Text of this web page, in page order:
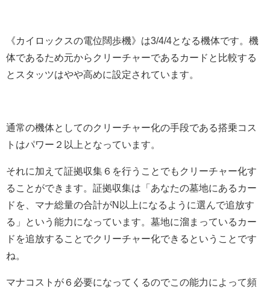
《カイロックスの電位闊歩機》は3/4/4となる機体です。機
体であるため元からクリーチャーであるカードと比較する
とスタッツはやや高めに設定されています。
通常の機体としてのクリーチャー化の手段である搭乗コス
トはパワー２以上となっています。
それに加えて証拠収集６を行うことでもクリーチャー化す
ることができます。証拠収集は「あなたの墓地にあるカー
ドを、マナ総量の合計がN以上になるように選んで追放す
る」という能力になっています。墓地に溜まっているカー
ドを追放することでクリーチャー化できるということです
ね。
マナコストが６必要になってくるのでこの能力によって頻